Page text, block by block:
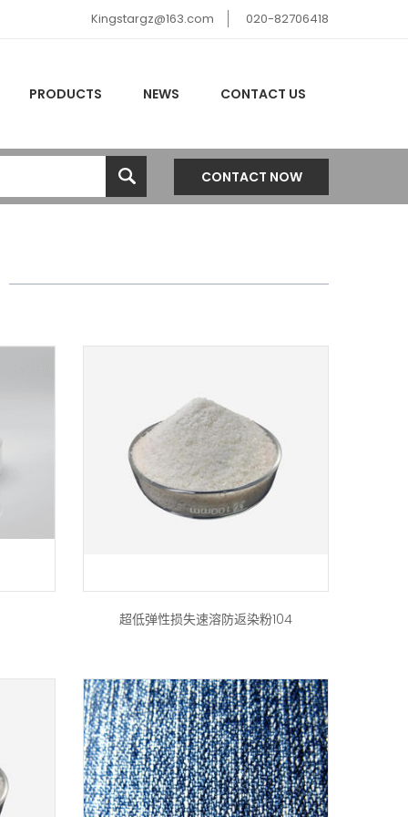
Kingstargz@163.com 020-82706418
PRODUCTS NEWS CONTACT US
CONTACT NOW
超低弹性损失速溶防返染粉104